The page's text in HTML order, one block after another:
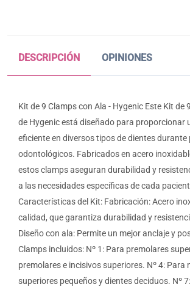
DESCRIPCIÓN OPINIONES
Kit de 9 Clamps con Ala - Hygenic Este Kit de
de Hygenic está diseñado para proporcionar
eficiente en diversos tipos de dientes
odontológicos. Fabricados en acero
estos clamps aseguran durabilidad y
a las necesidades específicas de cada
Características del Kit: Fabricación: Acero
calidad, que garantiza durabilidad y
Diseño con ala: Permite un mejor anclaje y
Clamps incluidos: Nº 1: Para premolares
premolares e incisivos superiores. Nº 4: Para
superiores pequeños y dientes deciduos. Nº